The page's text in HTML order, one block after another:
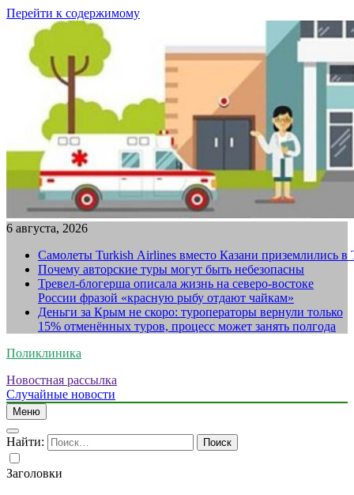
Перейти к содержимому
6 августа, 2026
Самолеты Turkish Airlines вместо Казани приземлились в
Почему авторские туры могут быть небезопасны
Тревел-блогерша описала жизнь на северо-востоке
России фразой «красную рыбу отдают чайкам»
Деньги за Крым не скоро: туроператоры вернули только
15% отменённых туров, процесс может занять полгода
Поликлиника
Новостная рассылка
Случайные новости
Меню
Найти:
Заголовки